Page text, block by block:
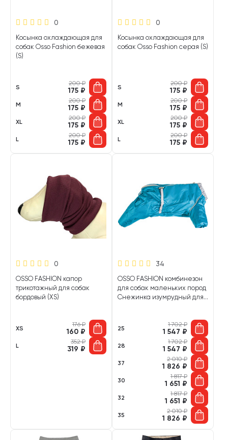
0
Косынка охлаждающая для
собак Osso Fashion бежевая
(S)
S
200₽
175 ₽
M
200₽
175 ₽
XL
200₽
175 ₽
L
200₽
175 ₽
0
Косынка охлаждающая для
собак Osso Fashion серая (S)
S
200₽
175 ₽
M
200₽
175 ₽
XL
200₽
175 ₽
L
200₽
175 ₽
0
OSSO FASHION капор
трикотажный для собак
бордовый (XS)
XS
176₽
160 ₽
L
352₽
319 ₽
34
OSSO FASHION комбинезон
для собак маленьких пород
Снежинка изумрудный для
25
1 702₽
1 547 ₽
28
1 702₽
1 547 ₽
37
2 010₽
1 826 ₽
30
1 817₽
1 651 ₽
32
1 817₽
1 651 ₽
35
2 010₽
1 826 ₽